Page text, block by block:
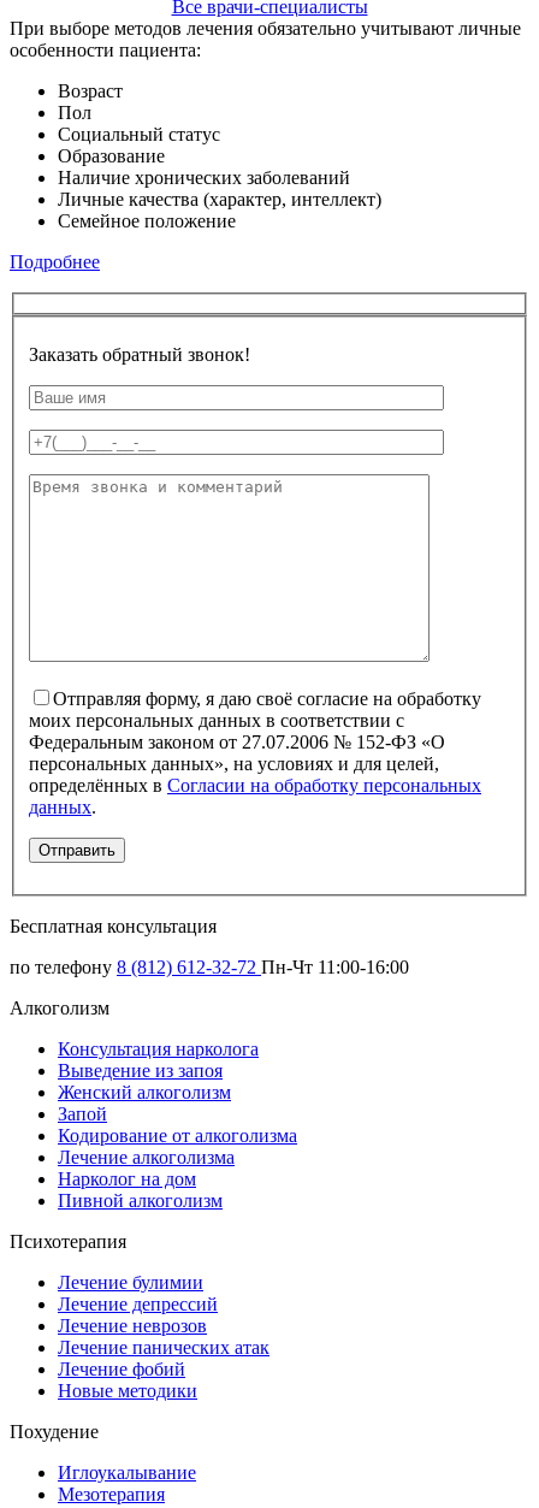
Все врачи-специалисты
При выборе методов лечения обязательно учитывают личные
особенности пациента:
Возраст
Пол
Социальный статус
Образование
Наличие хронических заболеваний
Личные качества (характер, интеллект)
Семейное положение
Подробнее
Заказать обратный звонок!
Отправляя форму, я даю своё согласие на обработку
моих персональных данных в соответствии с
Федеральным законом от 27.07.2006 № 152-ФЗ «О
персональных данных», на условиях и для целей,
определённых в Согласии на обработку персональных
данных.
Бесплатная консультация
по телефону 8 (812) 612-32-72 Пн-Чт 11:00-16:00
Алкоголизм
Консультация нарколога
Выведение из запоя
Женский алкоголизм
Запой
Кодирование от алкоголизма
Лечение алкоголизма
Нарколог на дом
Пивной алкоголизм
Психотерапия
Лечение булимии
Лечение депрессий
Лечение неврозов
Лечение панических атак
Лечение фобий
Новые методики
Похудение
Иглоукалывание
Мезотерапия